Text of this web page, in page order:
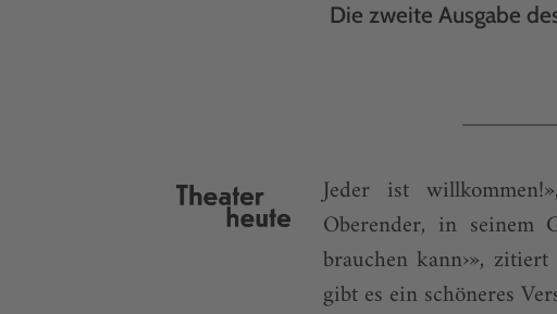
Die zweite Ausgabe
Jeder ist
Oberender, in seinem
brauchen kann›»,
gibt es ein schöneres